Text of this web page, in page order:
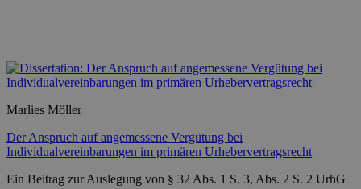
Marlies Möller
Der Anspruch auf angemessene Vergütung bei
Individualvereinbarungen im primären Urhebervertragsrecht
Ein Beitrag zur Auslegung von § 32 Abs. 1 S. 3, Abs. 2 S. 2 UrhG